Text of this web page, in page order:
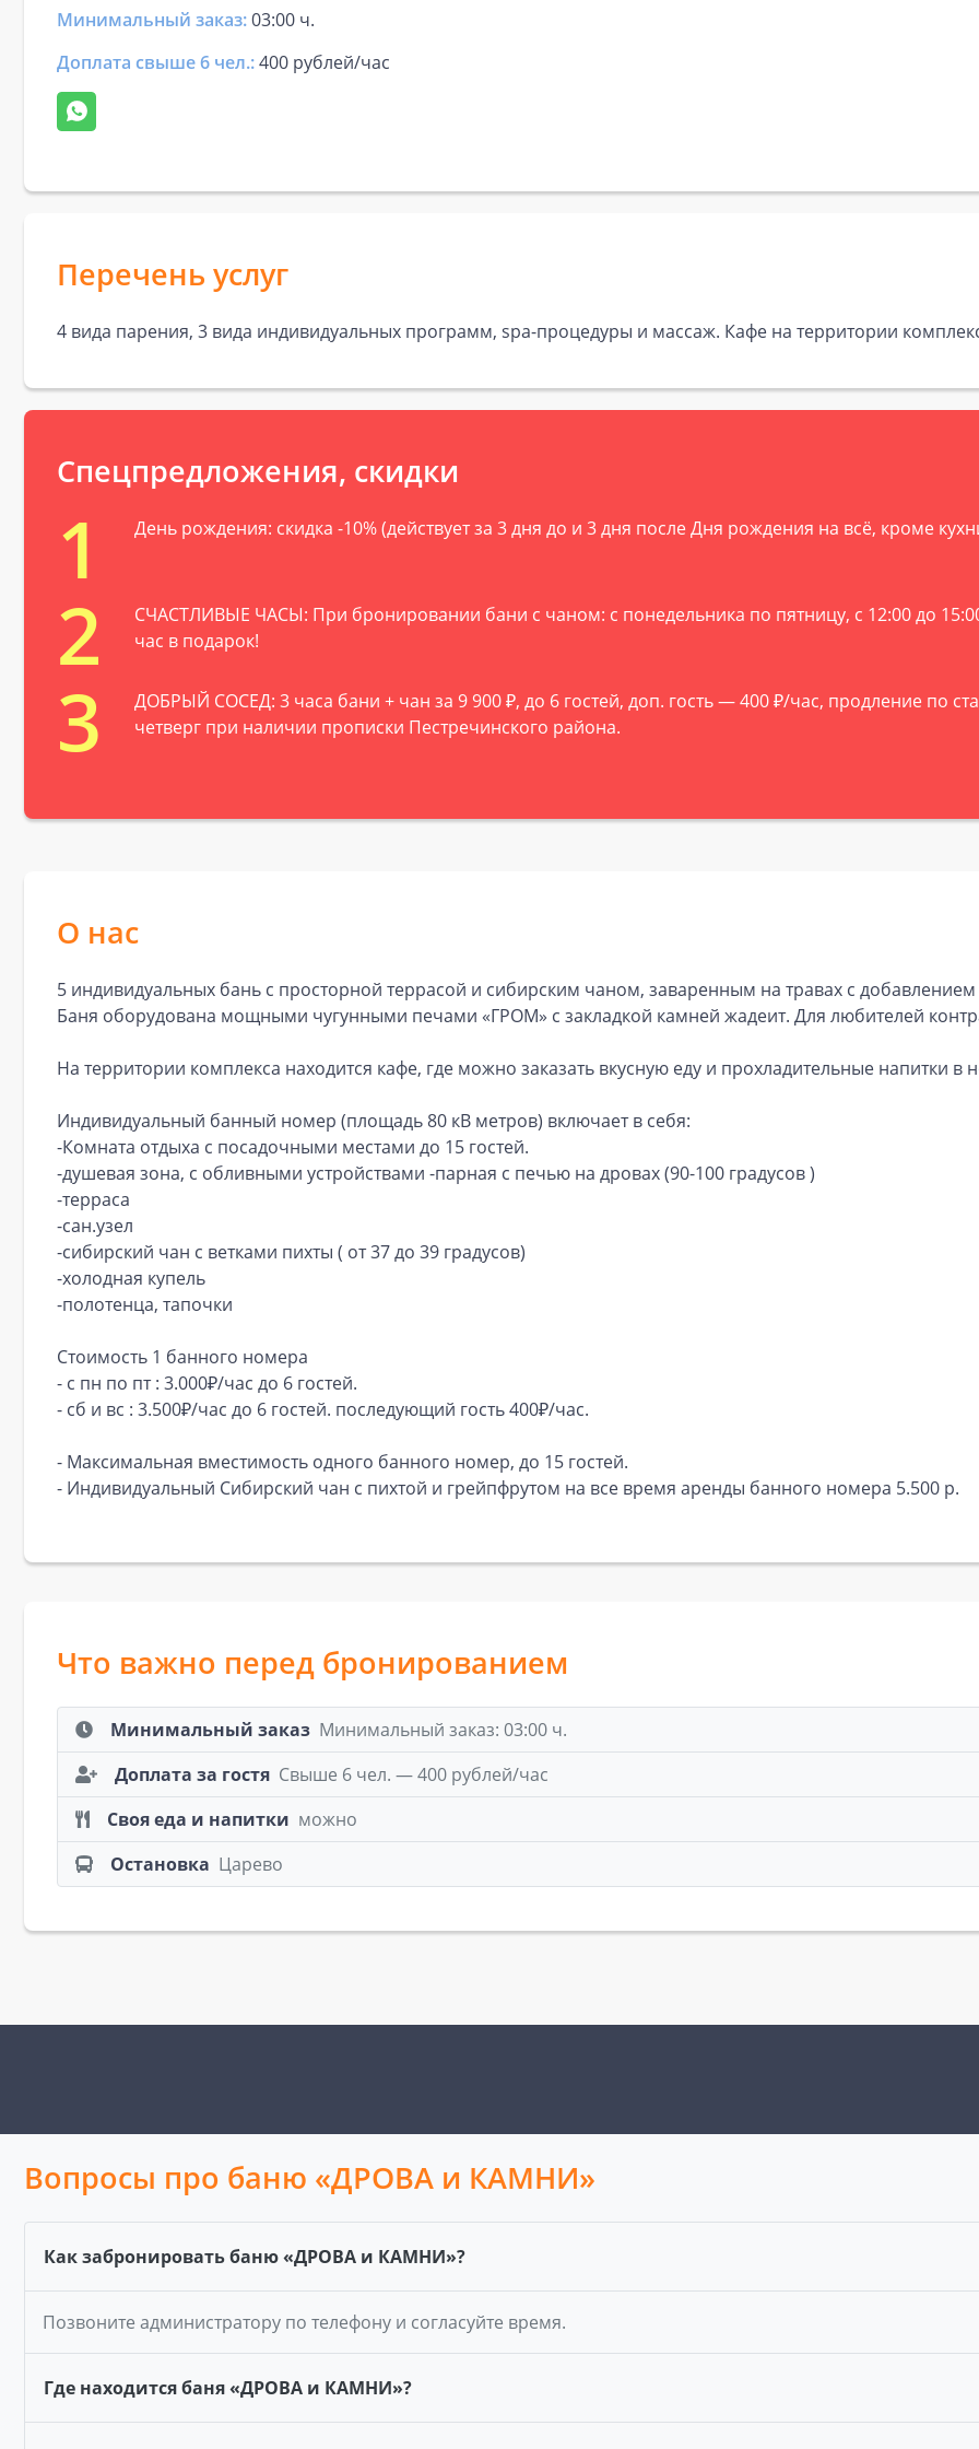
Минимальный заказ:03:00 ч.
Доплата свыше 6 чел.:400 рублей/час
Перечень услуг
4 вида парения, 3 вида индивидуальных программ, spa-процедуры и массаж. Кафе на территории
Спецпредложения, скидки
1 День рождения: скидка -10% (действует за 3 дня до и 3 дня после Дня рождения на всё, кроме
2
СЧАСТЛИВЫЕ ЧАСЫ: При бронировании бани с чаном: с понедельника по пятницу, с 12:00 до
час в подарок!
3
ДОБРЫЙ СОСЕД: 3 часа бани + чан за 9 900 ₽, до 6 гостей, доп. гость — 400 ₽/час, продление по
четверг при наличии прописки Пестречинского района.
О нас
5 индивидуальных бань с просторной террасой и сибирским чаном, заваренным на травах с добавлением
Баня оборудована мощными чугунными печами «ГРОМ» с закладкой камней жадеит. Для любителей
На территории комплекса находится кафе, где можно заказать вкусную еду и прохладительные напитки в
Индивидуальный банный номер (площадь 80 кВ метров) включает в себя:
-Комната отдыха с посадочными местами до 15 гостей.
-душевая зона, с обливными устройствами -парная с печью на дровах (90-100 градусов )
-терраса
-сан.узел
-сибирский чан с ветками пихты ( от 37 до 39 градусов)
-холодная купель
-полотенца, тапочки
Стоимость 1 банного номера
- ⁠с пн по пт : 3.000₽/час до 6 гостей.
- ⁠сб и вс : 3.500₽/час до 6 гостей. последующий гость 400₽/час.
- ⁠Максимальная вместимость одного банного номер, до 15 гостей.
- ⁠Индивидуальный Сибирский чан с пихтой и грейпфрутом на все время аренды банного номера 5.500 р.
Что важно перед бронированием
Минимальный заказ Минимальный заказ: 03:00 ч.
Доплата за гостя Свыше 6 чел. — 400 рублей/час
Своя еда и напитки можно
Остановка Царево
Вопросы про баню «ДРОВА и КАМНИ»
Как забронировать баню «ДРОВА и КАМНИ»?
Позвоните администратору по телефону и согласуйте время.
Где находится баня «ДРОВА и КАМНИ»?